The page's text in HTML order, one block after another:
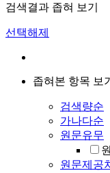
검색결과 좁혀 보기
선택해제
좁혀본 항목 보
검색량순
가나다순
원문유무
원문제공